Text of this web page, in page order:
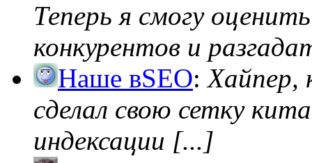
Теперь я смогу
конкурентов и
Наше вSEO:Хайпер,
сделал свою сетку
индексации [...]